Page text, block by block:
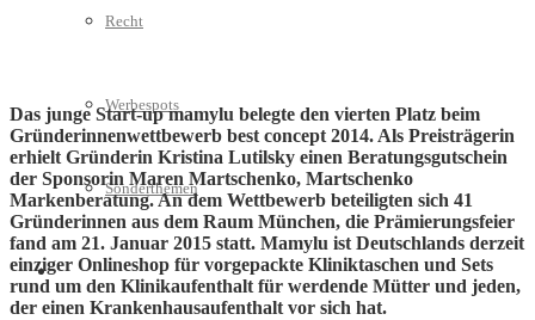
Recht
Werbespots
Sonderthemen
Geschäftskonto eröffnen
Das junge Start-up mamylu belegte den vierten Platz beim
Gründerinnenwettbewerb best concept 2014. Als Preisträgerin
erhielt Gründerin Kristina Lutilsky einen Beratungsgutschein
der Sponsorin Maren Martschenko, Martschenko
Markenberatung. An dem Wettbewerb beteiligten sich 41
Gründerinnen aus dem Raum München, die Prämierungsfeier
fand am 21. Januar 2015 statt. Mamylu ist Deutschlands derzeit
einziger Onlineshop für vorgepackte Kliniktaschen und Sets
rund um den Klinikaufenthalt für werdende Mütter und jeden,
der einen Krankenhausaufenthalt vor sich hat.